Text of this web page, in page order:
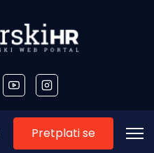
Pretplati se